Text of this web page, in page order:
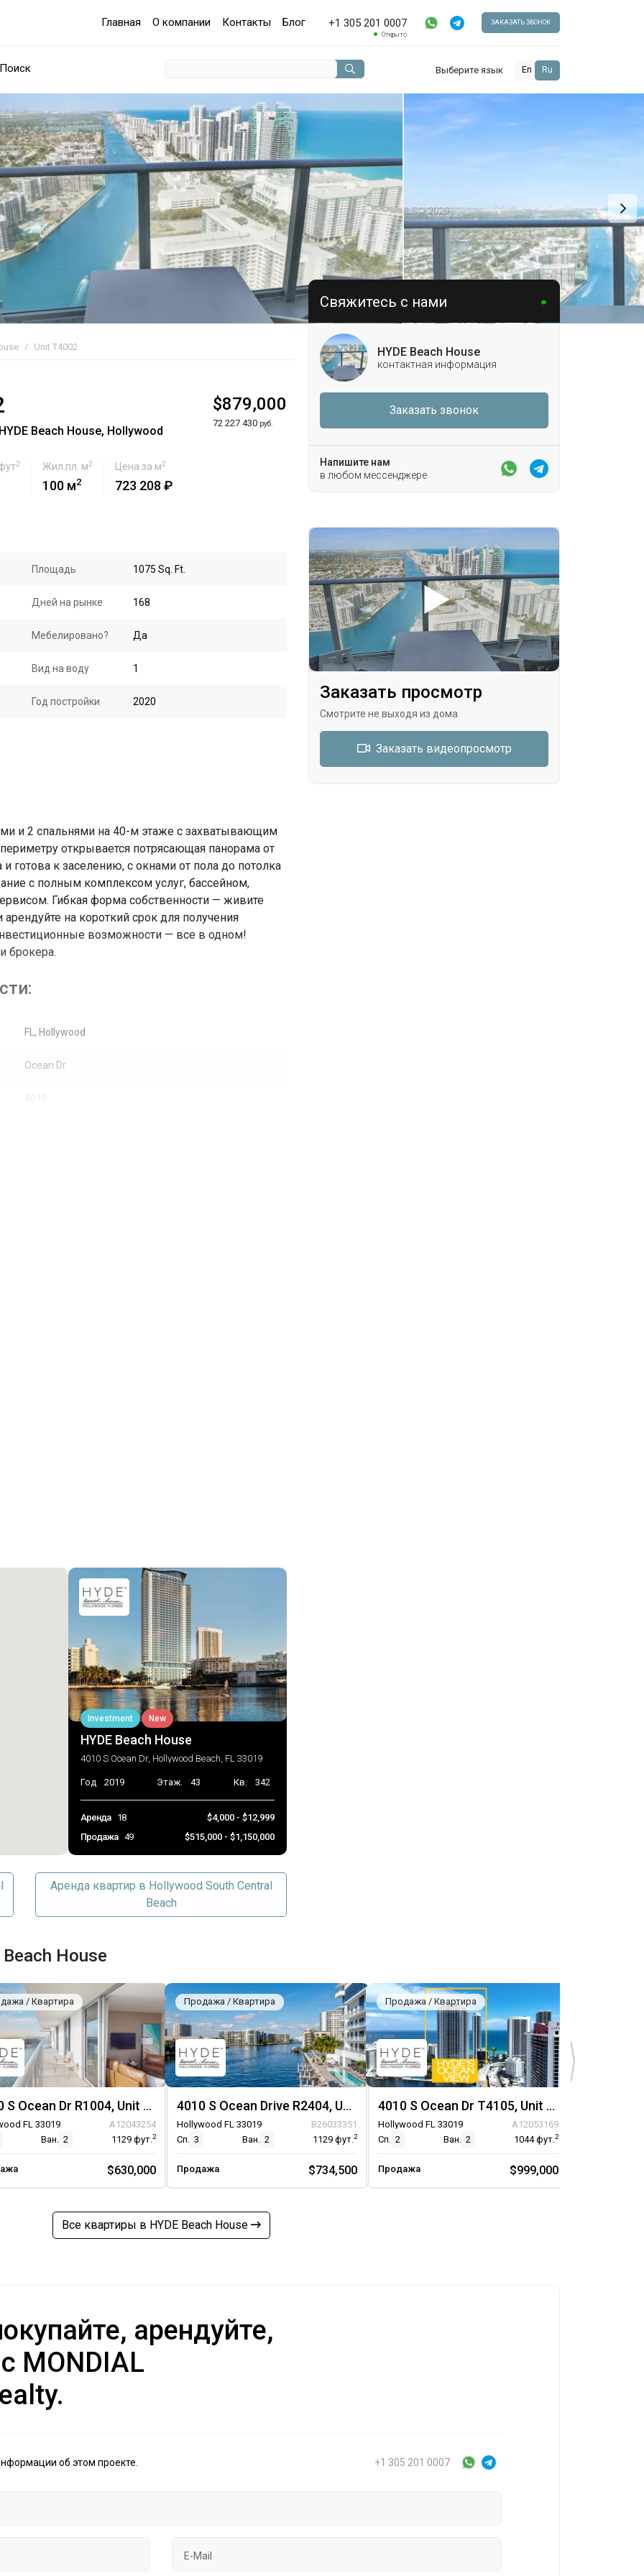
Главная О компании Контакты Блог +1 305 201 0007
Открыто
ЗАКАЗАТЬ ЗВОНОК
Поиск Выберите язык En Ru
Unit T4002
Beach House, Hollywood
$879,000
72 227 430 руб.
2 Жил.пл. м2
100 м2
Цена за м2
723 208 ₽
Площадь 1075 Sq. Ft.
Дней на рынке 168
Мебелировано? Да
Вид на воду 1
Год постройки 2020
и 2 спальнями на 40-м этаже с захватывающим
открывается потрясающая панорама от
готова к заселению, с окнами от пола до потолка
с полным комплексом услуг, бассейном,
Гибкая форма собственности — живите
на короткий срок для получения
возможности — все в одном!
брокера.
FL, Hollywood
Ocean Dr
Investment New
HYDE Beach House
4010 S Ocean Dr, Hollywood Beach, FL 33019
Год 2019 Этаж. 43 Кв. 342
Аренда 18
$4,000 - $12,999
Продажа
49 $515,000 - $1,150,000
Аренда квартир в Hollywood South Central
Beach
Свяжитесь с нами
HYDE Beach House
контактная информация
Заказать звонок
Напишите нам
в любом мессенджере
Заказать просмотр
Смотрите не выходя из дома
Заказать видеопросмотр
House
/ Квартира
4010 S Ocean Dr R1004, Unit R1004
FL 33019
A12043254
Ван. 2 1129 фут.2
$630,000
Продажа / Квартира
4010 S Ocean Drive R2404, Unit R2404
Hollywood FL 33019
B26033351
Сп. 3 Ван. 2 1129 фут.2
Продажа $734,500
Продажа / Квартира
4010 S Ocean Dr T4105, Unit T4105
Hollywood FL 33019
A12053169
Сп. 2 Ван. 2 1044фут.2
Продажа $999,000
Все квартиры в HYDE Beach House
арендуйте,
MONDIAL
об этом проекте. +1 305 201 0007